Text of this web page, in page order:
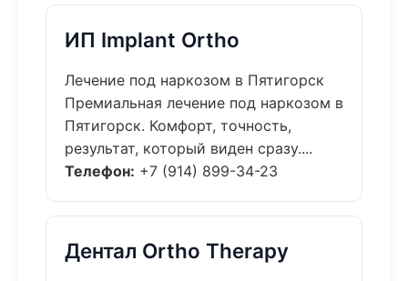
ИП Implant Ortho
Лечение под наркозом в Пятигорск
Премиальная лечение под наркозом в
Пятигорск. Комфорт, точность,
результат, который виден сразу....
Телефон: +7 (914) 899-34-23
Дентал Ortho Therapy